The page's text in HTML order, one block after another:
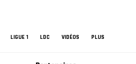
LIGUE 1 LDC VIDÉOS PLUS